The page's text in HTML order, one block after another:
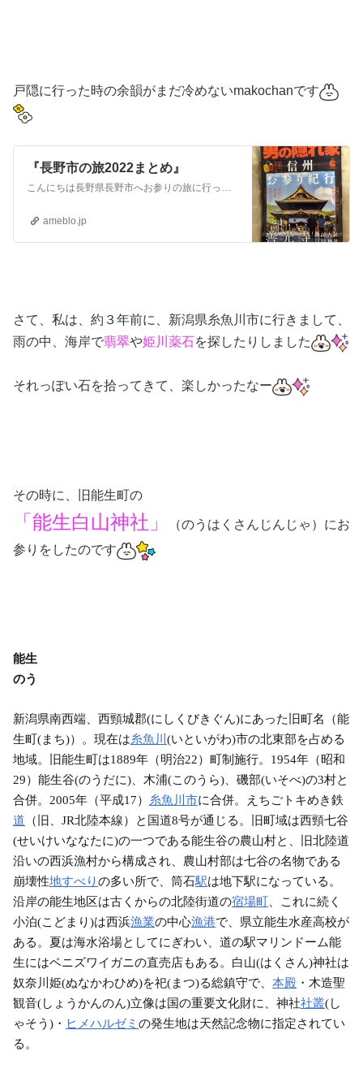
戸隠に行った時の余韻がまだ冷めないmakochanです
『長野市の旅2022まとめ』
こんにちは長野県長野市へお参りの旅に行ったのは、先週のこといろいろなミラクルに感謝しながら、旅の余韻に浸っております今回の長野市の旅のブログ記事をまとめておき…
ameblo.jp
さて、私は、約３年前に、新潟県糸魚川市に行きまして、
雨の中、海岸で翡翠や姫川薬石を探したりしました
それっぽい石を拾ってきて、楽しかったなー
その時に、旧能生町の
「能生白山神社」
（のうはくさんじんじゃ）にお
参りをしたのです
能生
のう
新潟県南西端、西頸城郡(にしくびきぐん)にあった旧町名（能
生町(まち)）。現在は糸魚川 (いといがわ)市の北東部を占める
地域。旧能生町は1889年（明治22）町制施行。1954年（昭和
29）能生谷(のうだに)、木浦(このうら)、磯部(いそべ)の3村と
合併。2005年（平成17）
糸魚川市に合併。えちごトキめき鉄
道 （旧、JR北陸本線）と国道8号が通じる。旧町域は西頸七谷
(せいけいななたに)の一つである能生谷の農山村と、旧北陸道
沿いの西浜漁村から構成され、農山村部は七谷の名物である
崩壊性地すべりの多い所で、筒石駅は地下駅になっている。
沿岸の能生地区は古くからの北陸街道の宿場町 、これに続く
小泊(こどまり)は西浜漁業の中心漁港で、県立能生水産高校が
ある。夏は海水浴場としてにぎわい、道の駅マリンドーム能
生にはベニズワイガニの直売店もある。白山(はくさん)神社は
奴奈川姫(ぬなかわひめ)を祀(まつ)る総鎮守で、 本殿 ・木造聖
観音(しょうかんのん)立像は国の重要文化財に、神社社叢(し
ゃそう)・ ヒメハルゼミ の発生地は天然記念物に指定されてい
る。